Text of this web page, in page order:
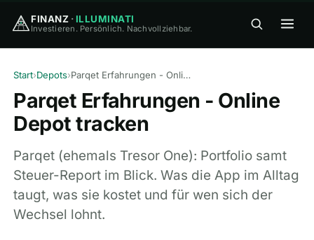
FINANZ · ILLUMINATI
Investieren. Persönlich. Nachvollziehbar.
FINANZ·ILLUMINATI
🏠Home
🎓Wissen
Start›Depots› Parqet Erfahrungen - Online Depot tracken
Parqet Erfahrungen - Online
Depot tracken
Parqet (ehemals Tresor One): Portfolio samt
Steuer-Report im Blick. Was die App im Alltag
taugt, was sie kostet und für wen sich der
Wechsel lohnt.